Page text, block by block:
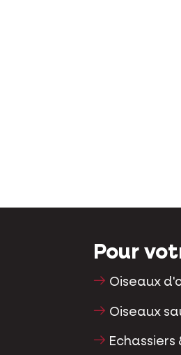
Pour
Oiseaux
Oiseaux
Echassiers